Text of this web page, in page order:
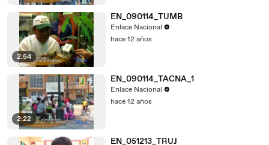
2:54
EN_090114_TUMB
Enlace Nacional
hace 12 años
2:22
EN_090114_TACNA_1
Enlace Nacional
hace 12 años
EN_051213_TRUJ